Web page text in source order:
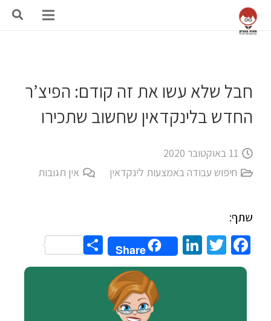
חבל שלא עשו את זה קודם: הפיצ’ר
החדש בלינקדאין שחשוב שתכירו
11 באוקטובר 2020
חיפוש עבודה באמצעות לינקדאין
אין תגובות
שתף:
Facebook
Twitter
LinkedIn
Share
Share